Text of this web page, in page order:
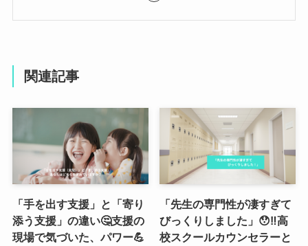
関連記事
「手を出す支援」と「寄り
添う支援」の違い🤔支援の
現場で気づいた、パワー💪
「先生の専門性が凄すぎて
びっくりしました」😯‼️高
校スクールカウンセラーと